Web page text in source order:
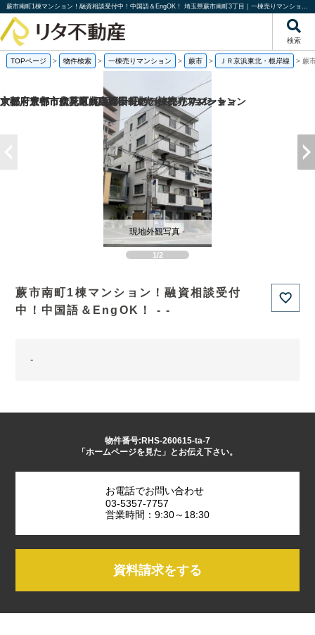
蕨市南町1棟マンション！融資相談受付中！中国語＆EngOK！ 埼玉県蕨市南町3丁目｜一棟売りマンション｜投資物件や収益物件｜株式会社リタ不動産
検索
TOPページ > 物件検索 > 一棟売りマンション > 蕨市 > ＪＲ京浜東北・根岸線 > 蕨
1/2
現地外観写真 -
蕨市南町1棟マンション！融資相談受付
中！中国語＆EngOK！ - -
-
物件番号:RHS-260615-ta-7
「ホームページを見た」とお伝え下さい。
お電話でお問い合わせ
03-5357-7757
営業時間：9:30～18:30
資料請求をする
京都府京都市伏見区桃山町泰長老の一棟売りマンション
京都府京都市伏見区向島津田町の一棟売りマンション
京都府京都市南区東九条松田町の一棟売りアパート
大阪府豊中市立花町1丁目の一棟売りマンション